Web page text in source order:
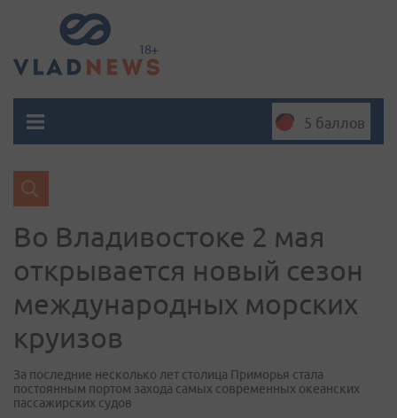
5 баллов
Во Владивостоке 2 мая
открывается новый сезон
международных морских
круизов
За последние несколько лет столица Приморья стала
постоянным портом захода самых современных океанских
пассажирских судов